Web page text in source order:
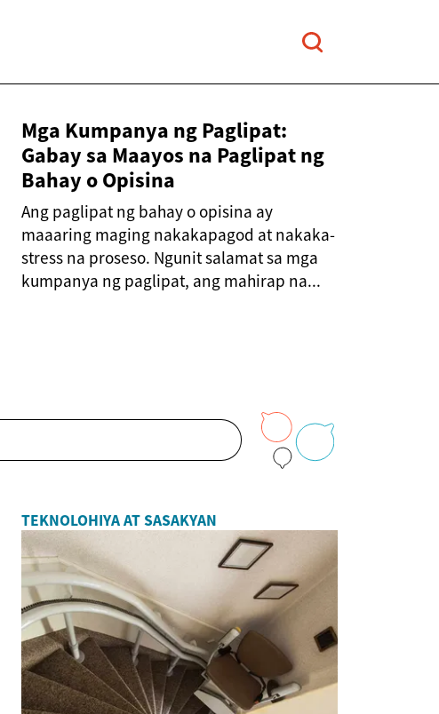
Mga Kumpanya ng Paglipat:
Gabay sa Maayos na Paglipat ng
Bahay o Opisina
Ang paglipat ng bahay o opisina ay
maaaring maging nakakapagod at nakaka-
stress na proseso. Ngunit salamat sa mga
kumpanya ng paglipat, ang mahirap na...
TEKNOLOHIYA AT SASAKYAN